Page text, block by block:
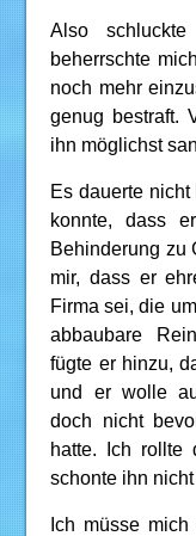
Also
beherrschte
noch mehr
genug bestraft.
ihn möglichst
Es dauerte
konnte, dass
Behinderung zu
mir, dass er
Firma sei, die
abbaubare
fügte er hinzu,
und er wolle
doch nicht
hatte. Ich rollte
schonte ihn
Ich müsse